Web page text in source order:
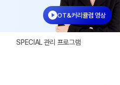
OT&커리큘럼 영상
SPECIAL 관리 프로그램